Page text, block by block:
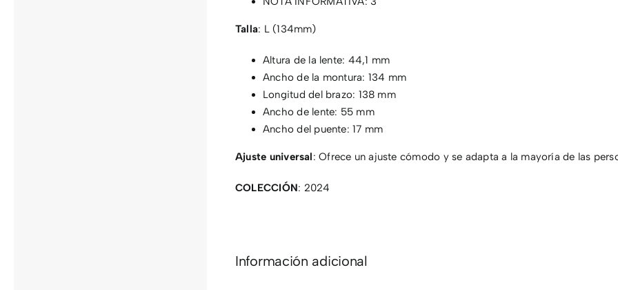
Talla: L (134mm)
Altura de la lente: 44,1 mm
Ancho de la montura: 134 mm
Longitud del brazo: 138 mm
Ancho de lente: 55 mm
Ancho del puente: 17 mm
Ajuste universal: Ofrece un ajuste cómodo y se adapta a la mayoría de las
COLECCIÓN: 2024
Información adicional